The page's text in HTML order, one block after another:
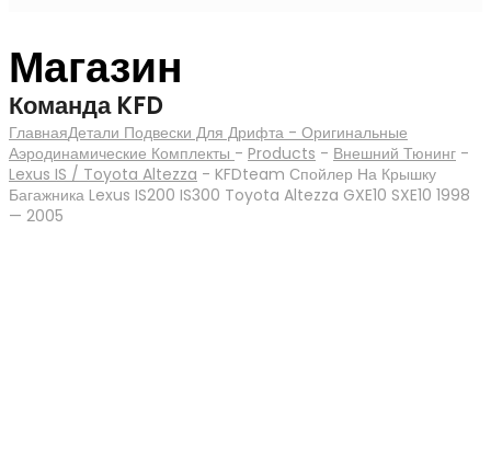
Команда KFD
Магазин
ГлавнаяДетали Подвески Для Дрифта - Оригинальные
Аэродинамические Комплекты - Products - Внешний Тюнинг -
Lexus IS / Toyota Altezza - KFDteam Спойлер На Крышку
Багажника Lexus IS200 IS300 Toyota Altezza GXE10 SXE10 1998
— 2005